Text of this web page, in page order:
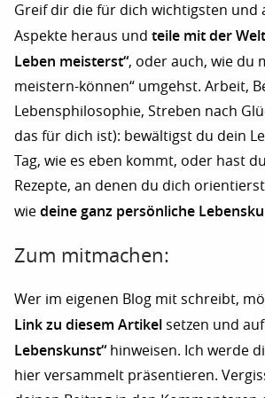
Greif dir die für dich wichtigsten und
Aspekte heraus und teile mit der
Leben meisterst“, oder auch, wie du
meistern-können“ umgehst. Arbeit,
Lebensphilosophie, Streben nach
das für dich ist): bewältigst du dein
Tag, wie es eben kommt, oder hast
Rezepte, an denen du dich
wie deine ganz persönliche
Zum mitmachen:
Wer im eigenen Blog mit schreibt,
Link zu diesem Artikel setzen und
Lebenskunst“ hinweisen. Ich werde
hier versammelt präsentieren.